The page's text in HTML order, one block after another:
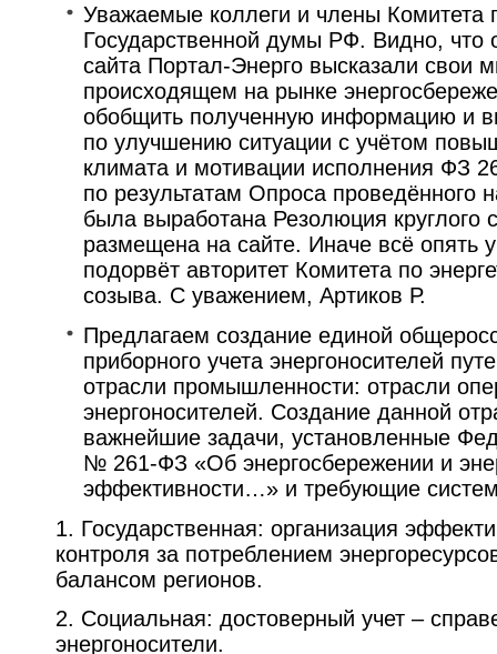
Уважаемые коллеги и члены Комитета
Государственной думы РФ. Видно, что
сайта Портал-Энерго высказали свои
происходящем на рынке
обобщить полученную информацию и
по улучшению ситуации с учётом
климата и мотивации исполнения ФЗ
по результатам Опроса проведённого
была выработана Резолюция круглого
размещена на сайте. Иначе всё опять
подорвёт авторитет Комитета по
созыва. С уважением, Артиков Р.
Предлагаем создание единой
приборного учета энергоносителей
отрасли промышленности: отрасли
энергоносителей. Создание данной
важнейшие задачи, установленные
№ 261-ФЗ «Об энергосбережении и
эффективности…» и требующие
1. Государственная: организация
контроля за потреблением
балансом регионов.
2. Социальная: достоверный учет –
энергоносители.